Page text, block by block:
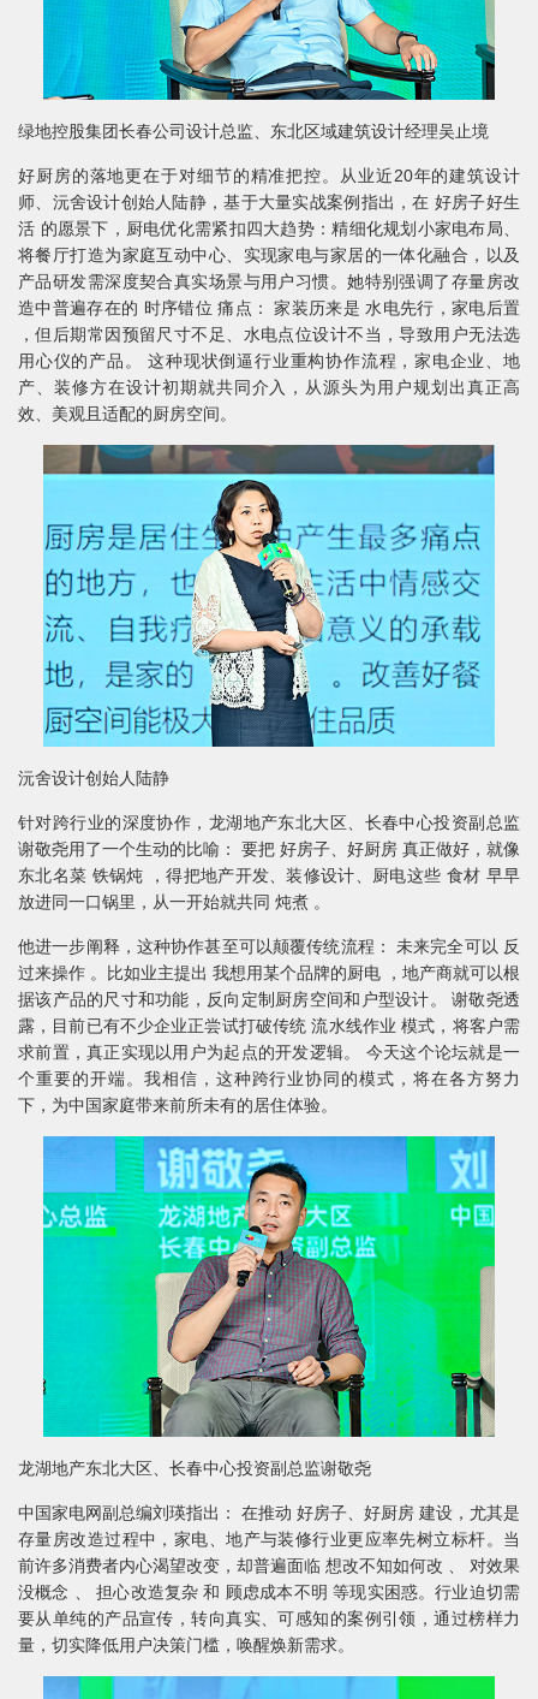
绿地控股集团长春公司设计总监、东北区域建筑设计经理吴止境
好厨房的落地更在于对细节的精准把控。从业近20年的建筑设计
师、沅舍设计创始人陆静，基于大量实战案例指出，在 好房子好生
活 的愿景下，厨电优化需紧扣四大趋势：精细化规划小家电布局、
将餐厅打造为家庭互动中心、实现家电与家居的一体化融合，以及
产品研发需深度契合真实场景与用户习惯。她特别强调了存量房改
造中普遍存在的 时序错位 痛点： 家装历来是 水电先行，家电后置
，但后期常因预留尺寸不足、水电点位设计不当，导致用户无法选
用心仪的产品。 这种现状倒逼行业重构协作流程，家电企业、地
产、装修方在设计初期就共同介入，从源头为用户规划出真正高
效、美观且适配的厨房空间。
沅舍设计创始人陆静
针对跨行业的深度协作，龙湖地产东北大区、长春中心投资副总监
谢敬尧用了一个生动的比喻： 要把 好房子、好厨房 真正做好，就像
东北名菜 铁锅炖 ，得把地产开发、装修设计、厨电这些 食材 早早
放进同一口锅里，从一开始就共同 炖煮 。
他进一步阐释，这种协作甚至可以颠覆传统流程： 未来完全可以 反
过来操作 。比如业主提出 我想用某个品牌的厨电 ，地产商就可以根
据该产品的尺寸和功能，反向定制厨房空间和户型设计。 谢敬尧透
露，目前已有不少企业正尝试打破传统 流水线作业 模式，将客户需
求前置，真正实现以用户为起点的开发逻辑。 今天这个论坛就是一
个重要的开端。我相信，这种跨行业协同的模式，将在各方努力
下，为中国家庭带来前所未有的居住体验。
龙湖地产东北大区、长春中心投资副总监谢敬尧
中国家电网副总编刘瑛指出： 在推动 好房子、好厨房 建设，尤其是
存量房改造过程中，家电、地产与装修行业更应率先树立标杆。当
前许多消费者内心渴望改变，却普遍面临 想改不知如何改 、 对效果
没概念 、 担心改造复杂 和 顾虑成本不明 等现实困惑。行业迫切需
要从单纯的产品宣传，转向真实、可感知的案例引领，通过榜样力
量，切实降低用户决策门槛，唤醒焕新需求。